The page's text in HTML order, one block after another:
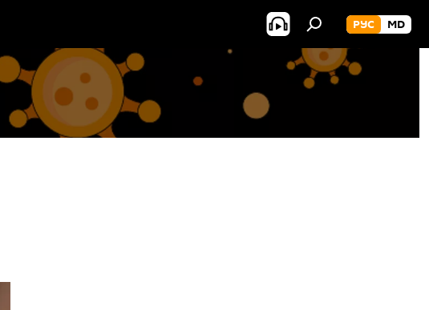
РУС MD